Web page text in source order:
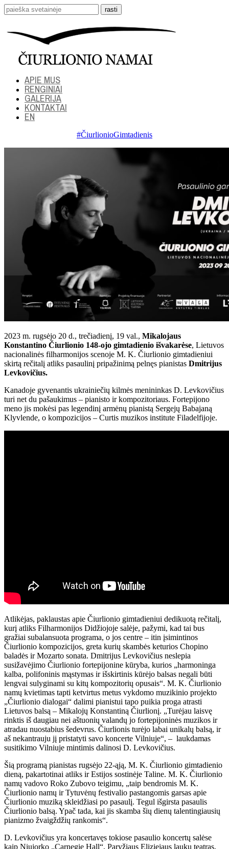
APIE MUS
RENGINIAI
GALERIJA
KONTAKTAI
EN
#ČiurlionioGimtadienis
2023 m. rugsėjo 20 d., trečiadienį, 19 val., Mikalojaus
Konstantino Čiurlionio 148-ojo gimtadienio išvakarėse, Lietuvos
nacionalinės filharmonijos scenoje M. K. Čiurlionio gimtadieniui
skirtą rečitalį atliks pasaulinį pripažinimą pelnęs pianistas Dmitrijus
Levkovičius.
Kanadoje gyvenantis ukrainiečių kilmės menininkas D. Levkovičius
turi net du pašaukimus – pianisto ir kompozitoriaus. Fortepijono
meno jis mokėsi pas legendinį armėnų pianistą Sergejų Babajaną
Klyvlende, o kompozicijos – Curtis muzikos institute Filadelfijoje.
Atlikėjas, paklaustas apie Čiurlionio gimtadieniui dedikuotą rečitalį,
kurį atliks Filharmonijos Didžiojoje salėje, pažymi, kad tai bus
gražiai subalansuota programa, o jos centre – itin įsimintinos
Čiurlionio kompozicijos, greta kurių skambės keturios Chopino
baladės ir Mozarto sonata. Dmitrijus Levkovičius neslepia
susižavėjimo Čiurlionio fortepijonine kūryba, kurios „harmoninga
kalba, polifoninis mąstymas ir išskirtinis kūrėjo balsas negali būti
lengvai sulyginami su kitų kompozitorių opusais“. M. K. Čiurlionio
namų kvietimas tapti ketvirtus metus vykdomo muzikinio projekto
„Čiurlionio dialogai“ dalimi pianistui tapo puikia proga atrasti
Lietuvos balsą – Mikalojų Konstantiną Čiurlionį. „Turėjau laisvę
rinktis iš daugiau nei aštuonių valandų jo fortepijoninės muzikos ir
atradau nuostabius šedevrus. Čiurlionis turėjo labai unikalų balsą, ir
aš nekantrauju jį pristatyti savo koncerte Vilniuje“, – laukdamas
susitikimo Vilniuje mintimis dalinosi D. Levkovičius.
Šią programą pianistas rugsėjo 22-ąją, M. K. Čiurlionio gimtadienio
dieną, pakartotinai atliks ir Estijos sostinėje Taline. M. K. Čiurlionio
namų vadovo Roko Zubovo teigimu, „taip bendromis M. K.
Čiurlionio namų ir Tytuvėnų festivalio pastangomis garsas apie
Čiurlionio muziką skleidžiasi po pasaulį. Tegul išgirsta pasaulis
Čiurlionio balsą. Ypač tada, kai jis skamba šių dienų talentingiausių
pianizmo žvaigždžių rankomis“.
D. Levkovičius yra koncertavęs tokiose pasaulio koncertų salėse
kaip Niujorko „Carnegie Hall“, Paryžiaus Eliziejaus laukų teatras,